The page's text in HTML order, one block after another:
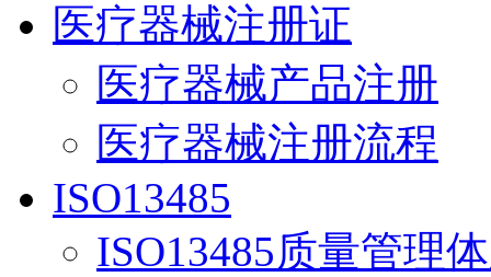
医疗器械注册证
医疗器械产品注册
医疗器械注册流程
ISO13485
ISO13485质量管理